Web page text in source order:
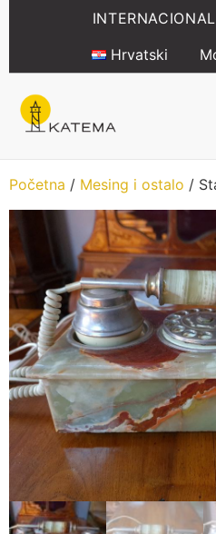
Hrvatski
Početna / Mesing i ostalo /